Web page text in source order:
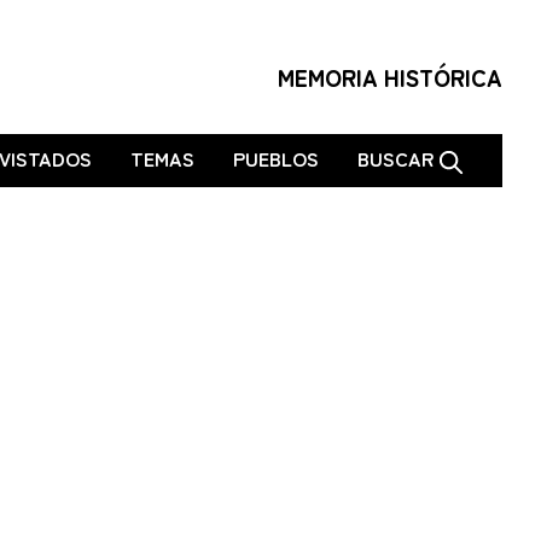
MEMORIA HISTÓRICA
TEMAS PUEBLOS BUSCAR